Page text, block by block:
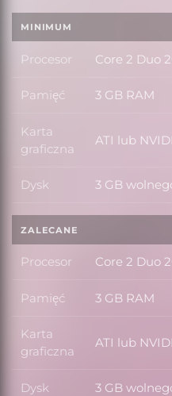
MINIMUM
Procesor Procesor
Core 2 Duo
Pamięć Pamięć
3 GB RAM
Karta
graficzna
Karta
ATI lub
Dysk Dysk
3 GB
ZALECANE
Procesor Procesor
Core 2 Duo
Pamięć Pamięć
3 GB RAM
Karta
graficzna
Karta
ATI lub
Dysk 3 GB